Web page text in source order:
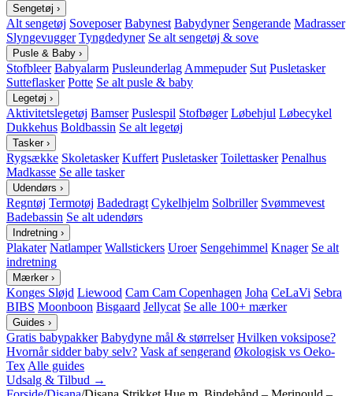
Sengetøj ›
Alt sengetøj Soveposer Babynest Babydyner Sengerande Madrasser
Slyngevugger Tyngdedyner Se alt sengetøj & sove
Pusle & Baby ›
Stofbleer Babyalarm Pusleunderlag Ammepuder Sut Pusletasker
Sutteflasker Potte Se alt pusle & baby
Legetøj ›
Aktivitetslegetøj Bamser Puslespil Stofbøger Løbehjul Løbecykel
Dukkehus Boldbassin Se alt legetøj
Tasker ›
Rygsække Skoletasker Kuffert Pusletasker Toilettasker Penalhus
Madkasse Se alle tasker
Udendørs ›
Regntøj Termotøj Badedragt Cykelhjelm Solbriller Svømmevest
Badebassin Se alt udendørs
Indretning ›
Plakater Natlamper Wallstickers Uroer Sengehimmel Knager Se alt
indretning
Mærker ›
Konges Sløjd Liewood Cam Cam Copenhagen Joha CeLaVi Sebra
BIBS Moonboon Bisgaard Jellycat Se alle 100+ mærker
Guides ›
Gratis babypakker Babydyne mål & størrelser Hvilken voksipose?
Hvornår sidder baby selv? Vask af sengerand Økologisk vs Oeko-
Tex Alle guides
Udsalg & Tilbud →